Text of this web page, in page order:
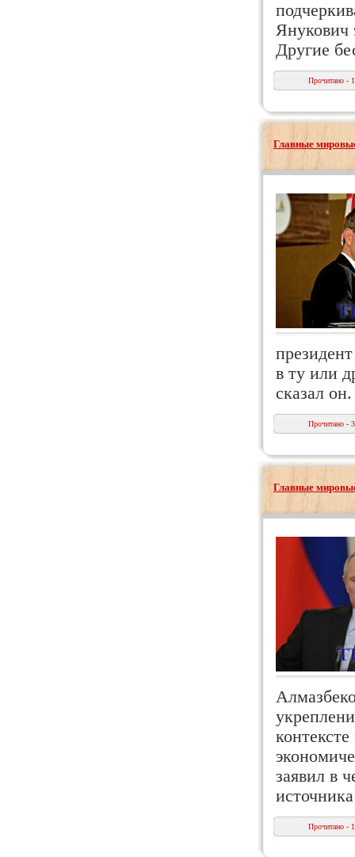
Янукович
Другие
Прочитано -
Главные
в ту или
сказал
Прочитано -
Главные
заявил в
Прочитано -